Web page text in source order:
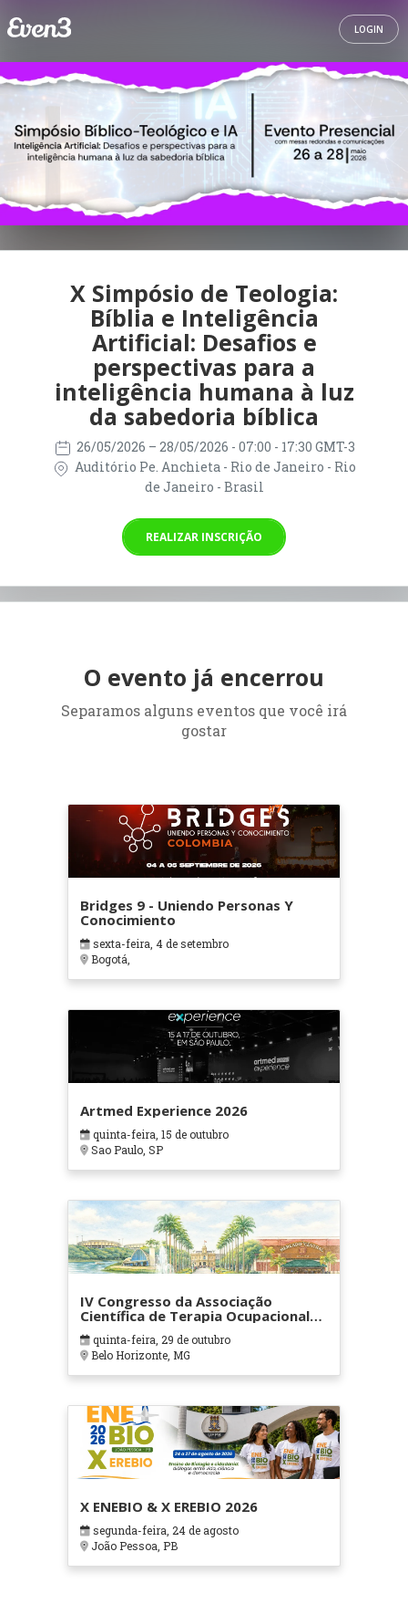
LOGIN
X Simpósio de Teologia:
Bíblia e Inteligência
Artificial: Desafios e
perspectivas para a
inteligência humana à luz
da sabedoria bíblica
26/05/2026 – 28/05/2026 - 07:00 - 17:30 GMT-3
Auditório Pe. Anchieta - Rio de Janeiro - Rio
de Janeiro - Brasil
REALIZAR INSCRIÇÃO
O evento já encerrou
Separamos alguns eventos que você irá
gostar
Bridges 9 - Uniendo Personas Y
Conocimiento
sexta-feira, 4 de setembro
Bogotá,
Artmed Experience 2026
quinta-feira, 15 de outubro
Sao Paulo, SP
IV Congresso da Associação
Científica de Terapia Ocupacional
em Contextos Hospitalares e
Cuidados Paliativos - ATOHOSP
quinta-feira, 29 de outubro
Belo Horizonte, MG
X ENEBIO & X EREBIO 2026
segunda-feira, 24 de agosto
João Pessoa, PB